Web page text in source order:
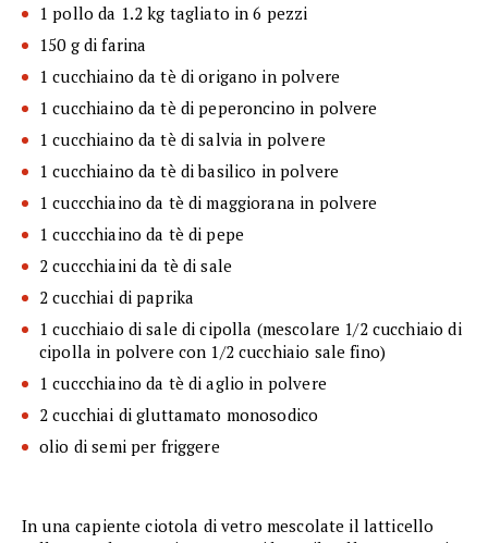
1 pollo da 1.2 kg tagliato in 6 pezzi
150 g di farina
1 cucchiaino da tè di origano in polvere
1 cucchiaino da tè di peperoncino in polvere
1 cucchiaino da tè di salvia in polvere
1 cucchiaino da tè di basilico in polvere
1 cuccchiaino da tè di maggiorana in polvere
1 cuccchiaino da tè di pepe
2 cuccchiaini da tè di sale
2 cucchiai di paprika
1 cucchiaio di sale di cipolla (mescolare 1/2 cucchiaio di
cipolla in polvere con 1/2 cucchiaio sale fino)
1 cuccchiaino da tè di aglio in polvere
2 cucchiai di gluttamato monosodico
olio di semi per friggere
In una capiente ciotola di vetro mescolate il latticello